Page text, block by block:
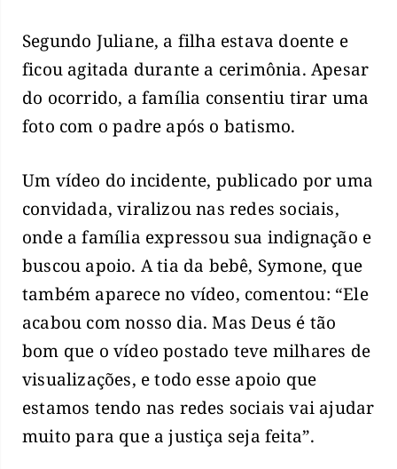
Segundo Juliane, a filha estava doente e
ficou agitada durante a cerimônia. Apesar
do ocorrido, a família consentiu tirar uma
foto com o padre após o batismo.
Um vídeo do incidente, publicado por uma
convidada, viralizou nas redes sociais,
onde a família expressou sua indignação e
buscou apoio. A tia da bebê, Symone, que
também aparece no vídeo, comentou: “Ele
acabou com nosso dia. Mas Deus é tão
bom que o vídeo postado teve milhares de
visualizações, e todo esse apoio que
estamos tendo nas redes sociais vai ajudar
muito para que a justiça seja feita”.